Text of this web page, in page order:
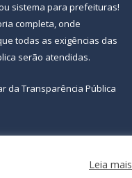
ou sistema para prefeituras!
completa, onde
todas as exigências das
serão atendidas.
da Transparência Pública
Acessar Webmail
Leia mais